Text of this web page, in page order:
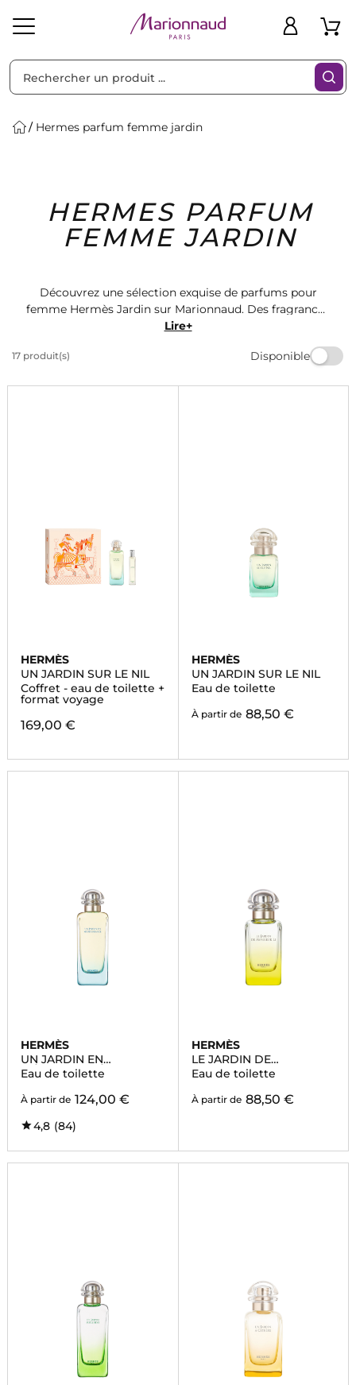
Solaire Homme Marques Idées
Cadeaux
Bons
Plans
Hermes parfum femme jardin
HERMES PARFUM
FEMME JARDIN
Découvrez une sélection exquise de parfums pour
femme Hermès Jardin sur Marionnaud. Des fragrances
envoûtantes qui évoquent la nature et la féminité.
créations raffinées. Trouvez le parfum parfait pour
Lire+
17 produit(s) Disponible
Filtres
HERMÈS
UN JARDIN SUR LE NIL
Coffret - eau de toilette +
format voyage
169,00 €
HERMÈS
UN JARDIN SUR LE NIL
Eau de toilette
À partir de 88,50 €
HERMÈS
UN JARDIN EN
MÉDITERRANÉE
Eau de toilette
À partir de 124,00 €
4,8 (84)
HERMÈS
LE JARDIN DE
MONSIEUR LI
Eau de toilette
À partir de 88,50 €